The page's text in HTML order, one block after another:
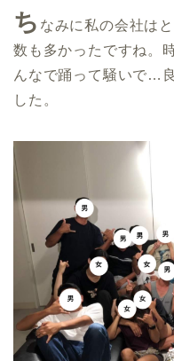
ち なみに私の会社は
数も多かったですね。
んなで踊って騒いで…
した。